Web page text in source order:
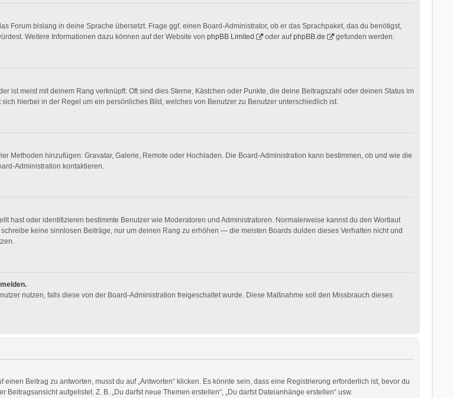
Forum bislang in deine Sprache übersetzt. Frage ggf. einen Board-Administrator, ob er das Sprachpaket, das du benötigst,
Weitere Informationen dazu können auf der Website von phpBB Limited oder aufphpBB.de gefunden werden.
ist meist mit deinem Rang verknüpft: Oft sind dies Sterne, Kästchen oder Punkte, die deine Beitragszahl oder deinen Status im
hierbei in der Regel um ein persönliches Bild, welches von Benutzer zu Benutzer unterschiedlich ist.
Methoden hinzufügen: Gravatar, Galerie, Remote oder Hochladen. Die Board-Administration kann bestimmen, ob und wie die
Administration kontaktieren.
hast oder identifizieren bestimmte Benutzer wie Moderatoren und Administratoren. Normalerweise kannst du den Wortlaut
keine sinnlosen Beiträge, nur um deinen Rang zu erhöhen — die meisten Boards dulden dieses Verhalten nicht und
nutzen, falls diese von der Board-Administration freigeschaltet wurde. Diese Maßnahme soll den Missbrauch dieses
Beitrag zu antworten, musst du auf „Antworten“ klicken. Es könnte sein, dass eine Registrierung erforderlich ist, bevor du
aufgelistet. Z. B. „Du darfst neue Themen erstellen“, „Du darfst Dateianhänge erstellen“ usw.